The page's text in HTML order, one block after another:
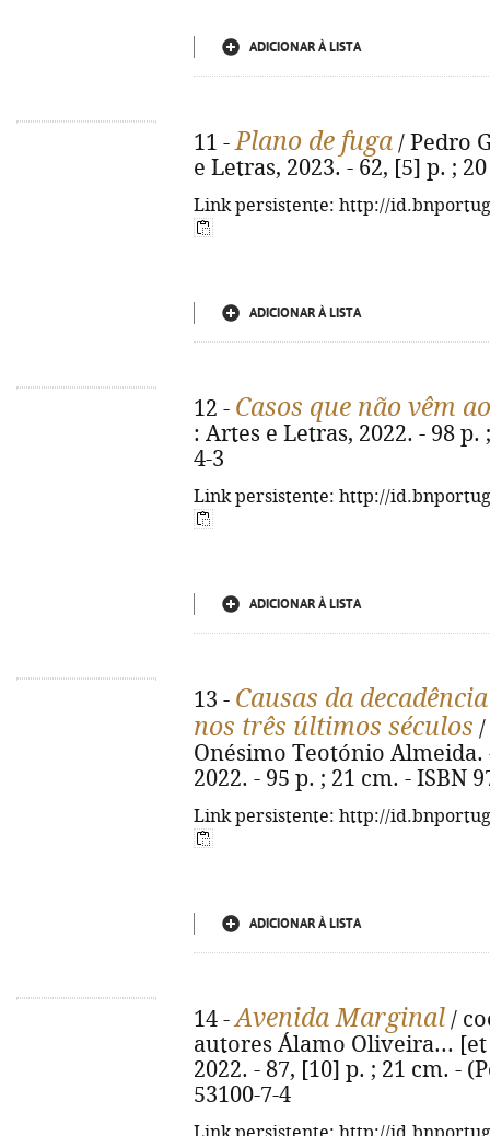
ADICIONAR À LISTA
11 -Plano de fuga / Pedro
e Letras, 2023. - 62, [5] p. ;
Link persistente: http://
ADICIONAR À LISTA
12 - Casos que não vêm
: Artes e Letras, 2022. - 98 p.
4-3
Link persistente: http://
ADICIONAR À LISTA
13 - Causas da
nos três últimos séculos /
Onésimo Teotónio Almeida.
2022. - 95 p. ; 21 cm. - ISBN
Link persistente: http://
ADICIONAR À LISTA
14 -Avenida Marginal /
autores Álamo Oliveira...
2022. - 87, [10] p. ; 21 cm. -
53100-7-4